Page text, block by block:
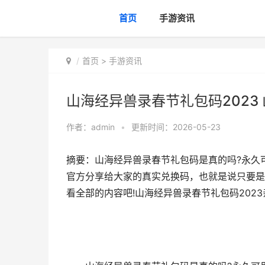
首页 手游资讯
首页 > 手游资讯
山海经异兽录春节礼包码2023
作者： admin • 更新时间：2026-05-23
摘要：山海经异兽录春节礼包码是真的吗?永
官方分享给大家的真实兑换码，也就是说只要
看全部的内容吧!山海经异兽录春节礼包码